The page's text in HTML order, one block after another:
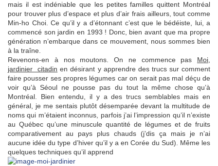
mais il est indéniable que les petites familles quittent Montréal
pour trouver plus d’espace et plus d’air frais ailleurs, tout comme
Min-ho Choi. Ce qu’il y a d’étonnant c’est que le bédéiste, lui, a
commencé son jardin en 1993 ! Donc, bien avant que ma propre
génération n’embarque dans ce mouvement, nous sommes bien
à la traîne.
Revenons-en à nos moutons. On ne commence pas Moi,
jardinier citadin en désirant y apprendre des trucs sur comment
faire pousser ses propres légumes car on serait pas mal déçu de
voir qu’à Séoul ne pousse pas du tout la même chose qu’à
Montréal. Bien entendu, il y a des trucs semblables mais en
général, je me sentais plutôt désemparée devant la multitude de
noms qui m’étaient inconnus, parfois j’ai l’impression qu’il n’existe
au Québec qu’une minuscule quantité de légumes et de fruits
comparativement au pays plus chauds (j’dis ça mais je n’ai
aucune idée du type d’hiver qu’il y a en Corée du Sud). Même les
quelques techniques qu’il apprend